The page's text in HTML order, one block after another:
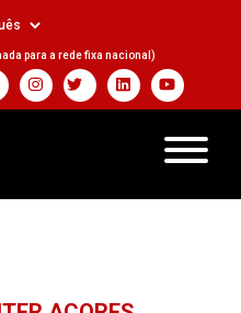
para a rede fixa nacional)